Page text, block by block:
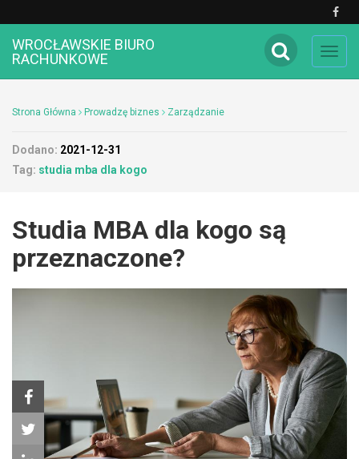
WROCŁAWSKIE BIURO
RACHUNKOWE
Strona Główna Prowadzę biznes Zarządzanie
Dodano: 2021-12-31
Tag: studia mba dla kogo
Studia MBA dla kogo są
przeznaczone?